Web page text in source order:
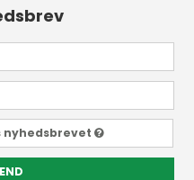
nyhedsbrevet